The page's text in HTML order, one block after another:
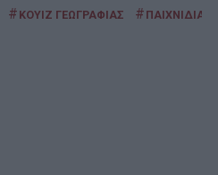
# ΚΟΥΙΖ ΓΕΩΓΡΑΦΙΑΣ # ΠΑΙΧΝΙΔΙΑ